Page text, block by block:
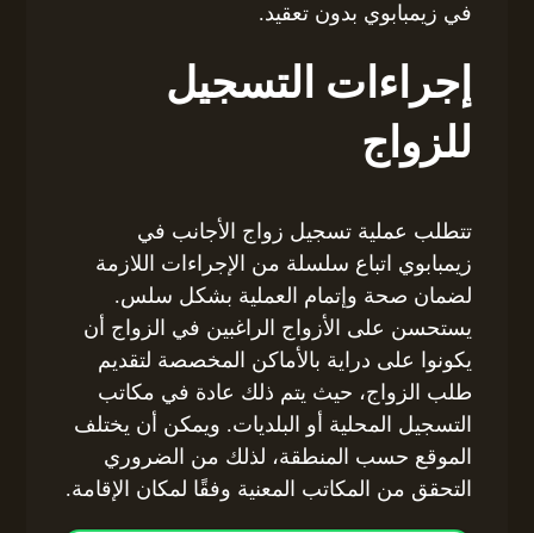
في زيمبابوي بدون تعقيد.
إجراءات التسجيل
للزواج
تتطلب عملية تسجيل زواج الأجانب في
زيمبابوي اتباع سلسلة من الإجراءات اللازمة
لضمان صحة وإتمام العملية بشكل سلس.
يستحسن على الأزواج الراغبين في الزواج أن
يكونوا على دراية بالأماكن المخصصة لتقديم
طلب الزواج، حيث يتم ذلك عادة في مكاتب
التسجيل المحلية أو البلديات. ويمكن أن يختلف
الموقع حسب المنطقة، لذلك من الضروري
التحقق من المكاتب المعنية وفقًا لمكان الإقامة.